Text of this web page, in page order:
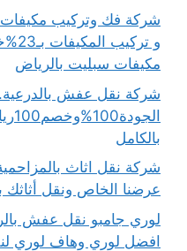
شركة فك وتركيب مكيفات
و
مكيفات سبليت بالرياض
شركة نقل عفش
بالكامل
عرضنا الخاص ونقل أثاثك
افضل لوري وهاف لوري